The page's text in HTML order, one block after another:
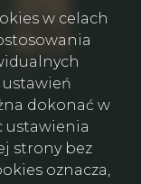
w celach
dokonać w
ustawienia
strony bez
oznacza,